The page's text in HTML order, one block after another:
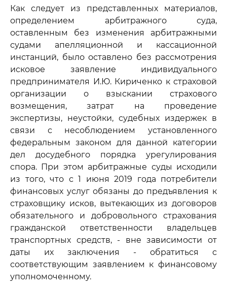
Как следует из представленных материалов,
определением арбитражного суда,
оставленным без изменения арбитражными
судами апелляционной и кассационной
инстанций, было оставлено без рассмотрения
исковое заявление индивидуального
предпринимателя И.Ю. Кириченко к страховой
организации о взыскании страхового
возмещения, затрат на проведение
экспертизы, неустойки, судебных издержек в
связи с несоблюдением установленного
федеральным законом для данной категории
дел досудебного порядка урегулирования
спора. При этом арбитражные суды исходили
из того, что с 1 июня 2019 года потребители
финансовых услуг обязаны до предъявления к
страховщику исков, вытекающих из договоров
обязательного и добровольного страхования
гражданской ответственности владельцев
транспортных средств, - вне зависимости от
даты их заключения - обратиться с
соответствующим заявлением к финансовому
уполномоченному.